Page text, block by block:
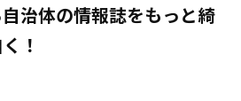
治体の情報誌をもっと綺
！